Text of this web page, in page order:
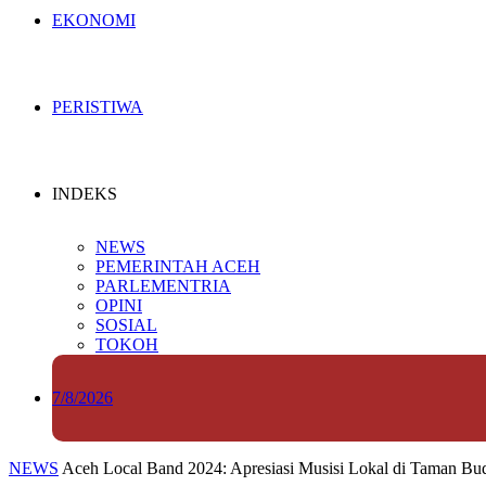
EKONOMI
PERISTIWA
INDEKS
NEWS
PEMERINTAH ACEH
PARLEMENTRIA
OPINI
SOSIAL
TOKOH
7/8/2026
NEWS Aceh Local Band 2024: Apresiasi Musisi Lokal di Taman